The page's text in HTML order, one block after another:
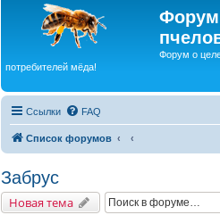
Форум
Форум о
потребителей мёда!
Ссылки FAQ
Список форумов
Забрус
Новая тема